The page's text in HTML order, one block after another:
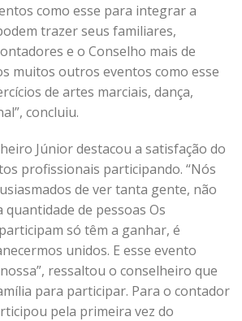
como esse para integrar a
trazer seus familiares,
e o Conselho mais de
muitos outros eventos como esse
de artes marciais, dança,
concluiu.
Júnior destacou a satisfação do
profissionais participando. “Nós
de ver tanta gente, não
quantidade de pessoas Os
só têm a ganhar, é
unidos. E esse evento
ressaltou o conselheiro que
para participar. Para o contador
pela primeira vez do